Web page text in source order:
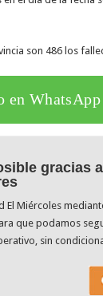
son 486 los
en WhatsApp
gracias
El Miércoles
que podamos
sin